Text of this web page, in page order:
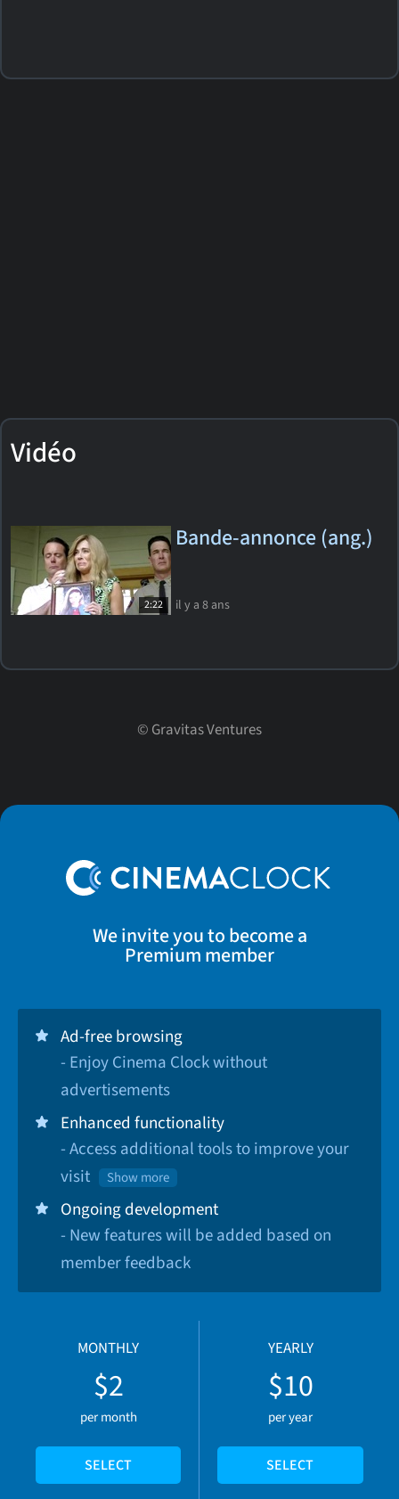
Vidéo
2:22
Bande-annonce (ang.)
il y a 8 ans
© Gravitas Ventures
We invite you to become a
Premium member
Ad-free browsing
- Enjoy Cinema Clock without
advertisements
Enhanced functionality
- Access additional tools to improve your
visit
Show more
Ongoing development
- New features will be added based on
member feedback
MONTHLY
$2
per month
SELECT
YEARLY
$10
per year
SELECT